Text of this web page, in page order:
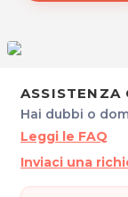
Soluzioni
unghie
Corsi base e
Vendita
ASSISTENZA
Hai dubbi o
Leggi le FAQ
Inviaci una